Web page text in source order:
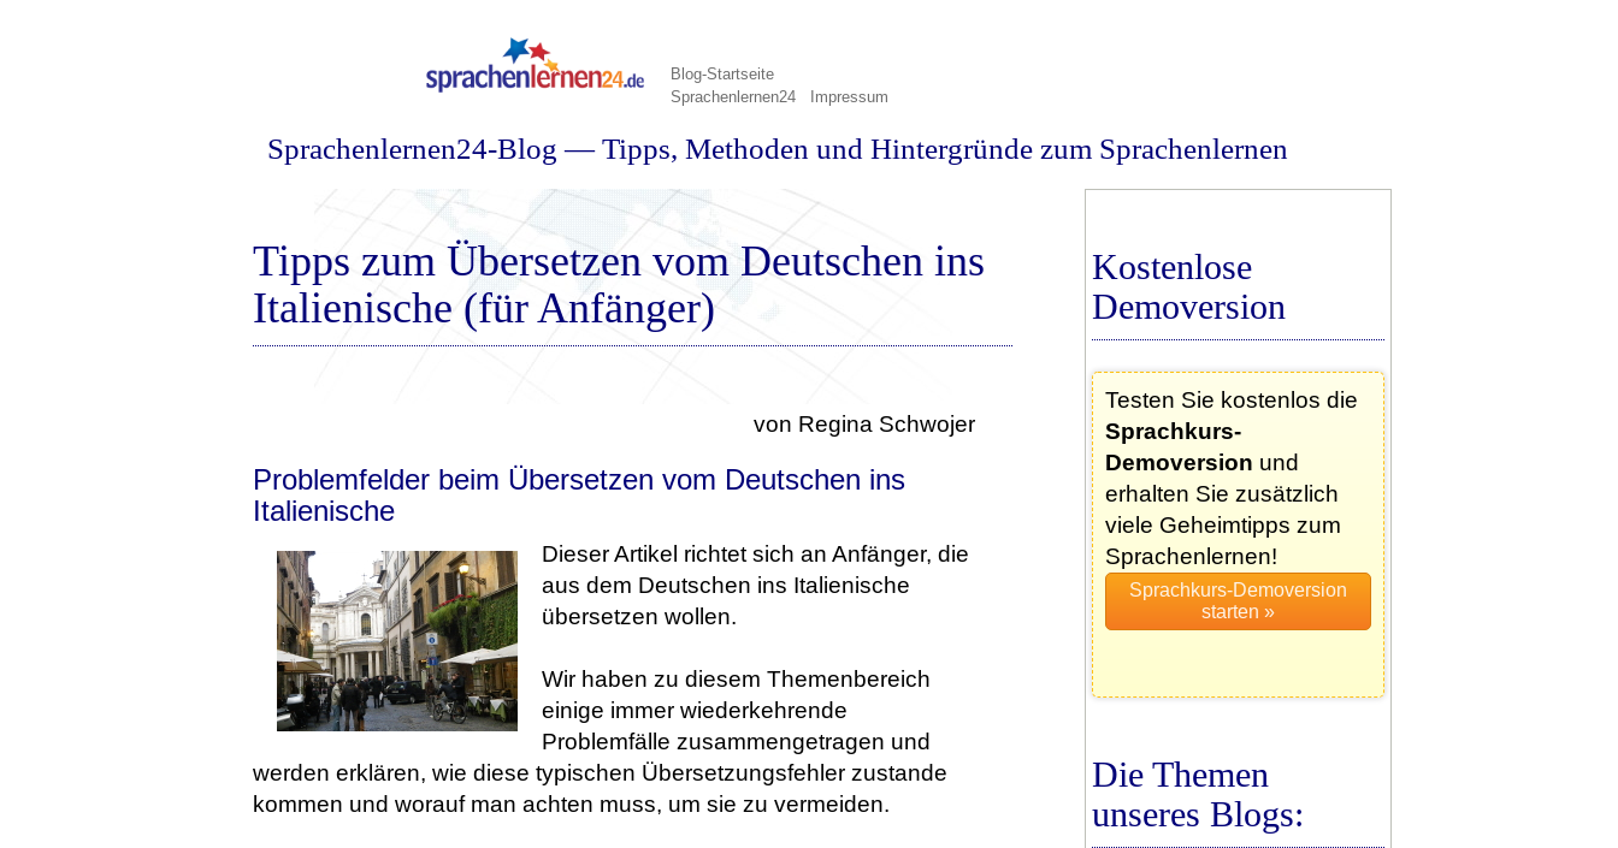
Blog-Startseite
Sprachenlernen24
Impressum
Sprachenlernen24-Blog — Tipps, Methoden und Hintergründe zum Sprachenlernen
Tipps zum Übersetzen vom Deutschen ins
Italienische (für Anfänger)
von Regina Schwojer
Problemfelder beim Übersetzen vom Deutschen ins
Italienische
Dieser Artikel richtet sich an Anfänger, die
aus dem Deutschen ins Italienische
übersetzen wollen.
Wir haben zu diesem Themenbereich
einige immer wiederkehrende
Problemfälle zusammengetragen und
werden erklären, wie diese typischen Übersetzungsfehler zustande
kommen und worauf man achten muss, um sie zu vermeiden.
Kostenlose
Demoversion
Testen Sie kostenlos die
Sprachkurs-
Demoversion und
erhalten Sie zusätzlich
viele Geheimtipps zum
Sprachenlernen!
Die Themen
unseres Blogs: